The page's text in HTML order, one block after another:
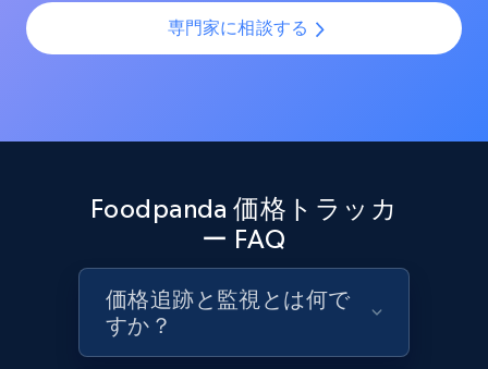
URL, Product id, Title, Product description,
Target - Gather data on products using
専門家に相談する
Foodpanda 価格トラッカ
ー FAQ
価格追跡と監視とは何で
すか？